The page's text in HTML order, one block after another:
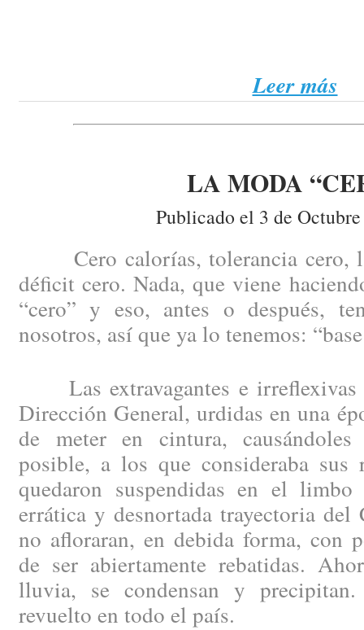
Leer más
LA MODA
Publicado el 3 de
Cero calorías, tolerancia cero,
déficit cero. Nada, que viene
“cero” y eso, antes o después,
nosotros, así que ya lo tenemos:
Las extravagantes e irreflexivas
Dirección General, urdidas en una
de meter en cintura,
posible, a los que consideraba sus
quedaron suspendidas en el
errática y desnortada trayectoria
no afloraran, en debida forma, con
de ser abiertamente rebatidas.
lluvia, se condensan y
revuelto en todo el país.